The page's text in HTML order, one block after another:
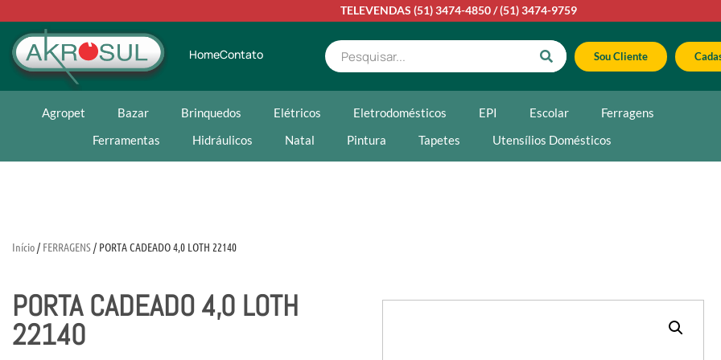
TELEVENDAS (51) 3474-4850/(51) 3474-9759
HomeContato Sou Cliente
Agropet Bazar Brinquedos Elétricos Eletrodomésticos EPI Escolar
Ferragens
Ferramentas
Hidráulicos Natal Pintura Tapetes Utensílios Domésticos
Início/ FERRAGENS/ PORTA CADEADO 4,0 LOTH 22140
PORTA CADEADO 4,0 LOTH
22140